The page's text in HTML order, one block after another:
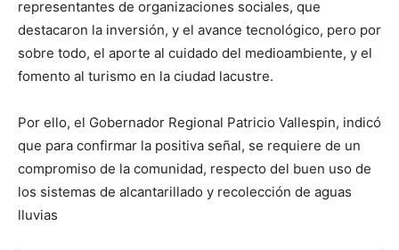
representantes de organizaciones sociales, que
destacaron la inversión, y el avance tecnológico, pero por
sobre todo, el aporte al cuidado del medioambiente, y el
fomento al turismo en la ciudad lacustre.
Por ello, el Gobernador Regional Patricio Vallespin, indicó
que para confirmar la positiva señal, se requiere de un
compromiso de la comunidad, respecto del buen uso de
los sistemas de alcantarillado y recolección de aguas
lluvias